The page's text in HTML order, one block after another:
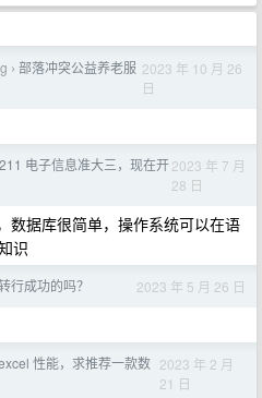
› 部落冲突公益养老服 2023 年 10 月 26
日
211 电子信息准大三，现在开2023 年 7 月
28 日
数据库很简单，操作系统可以在语
识
行成功的吗？ 2023 年 5 月 26 日
性能，求推荐一款数 2023 年 2 月
21 日